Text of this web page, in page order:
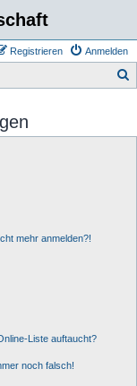
Anmelden
Registrieren
h
mehr anmelden?!
Liste auftaucht?
noch falsch!